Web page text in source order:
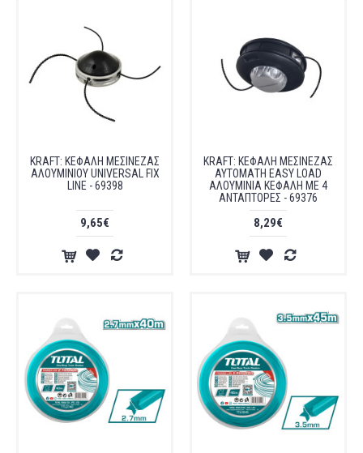
KRAFT: ΚΕΦΑΛΗ ΜΕΣΙΝΕΖΑΣ
ΑΛΟΥΜΙΝΙΟΥ UNIVERSAL FIX
LINE - 69398
9,65€
KRAFT: ΚΕΦΑΛΗ ΜΕΣΙΝΕΖΑΣ
ΑΥΤΟΜΑΤΗ EASY LOAD
ΑΛΟΥΜΙΝΙΑ ΚΕΦΑΛΗ ΜΕ 4
ΑΝΤΑΠΤΟΡΕΣ - 69376
8,29€